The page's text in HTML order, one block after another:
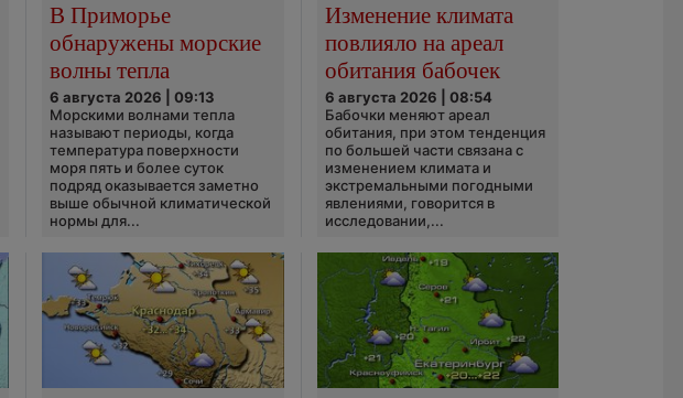
В Приморье
обнаружены морские
волны тепла
6 августа 2026 | 09:13
Морскими волнами тепла
называют периоды, когда
температура поверхности
моря пять и более суток
подряд оказывается заметно
выше обычной климатической
нормы для...
Изменение климата
повлияло на ареал
обитания бабочек
6 августа 2026 | 08:54
Бабочки меняют ареал
обитания, при этом тенденция
по большей части связана с
изменением климата и
экстремальными погодными
явлениями, говорится в
исследовании,...